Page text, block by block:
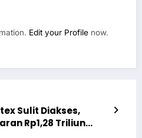
Edit your Profile now.
Sulit Diakses,
Rp1,28 Triliun